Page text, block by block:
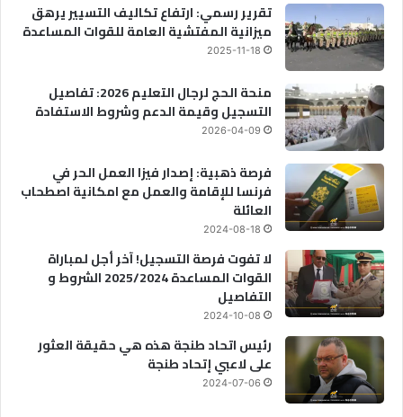
تقرير رسمي: ارتفاع تكاليف التسيير يرهق
ميزانية المفتشية العامة للقوات المساعدة
2025-11-18
منحة الحج لرجال التعليم 2026: تفاصيل
التسجيل وقيمة الدعم وشروط الاستفادة
2026-04-09
فرصة ذهبية: إصدار فيزا العمل الحر في
فرنسا للإقامة والعمل مع امكانية اصطحاب
العائلة
2024-08-18
لا تفوت فرصة التسجيل! آخر أجل لمباراة
القوات المساعدة 2025/2024 الشروط و
التفاصيل
2024-10-08
رئيس اتحاد طنجة هذه هي حقيقة العثور
على لاعبي إتحاد طنجة
2024-07-06